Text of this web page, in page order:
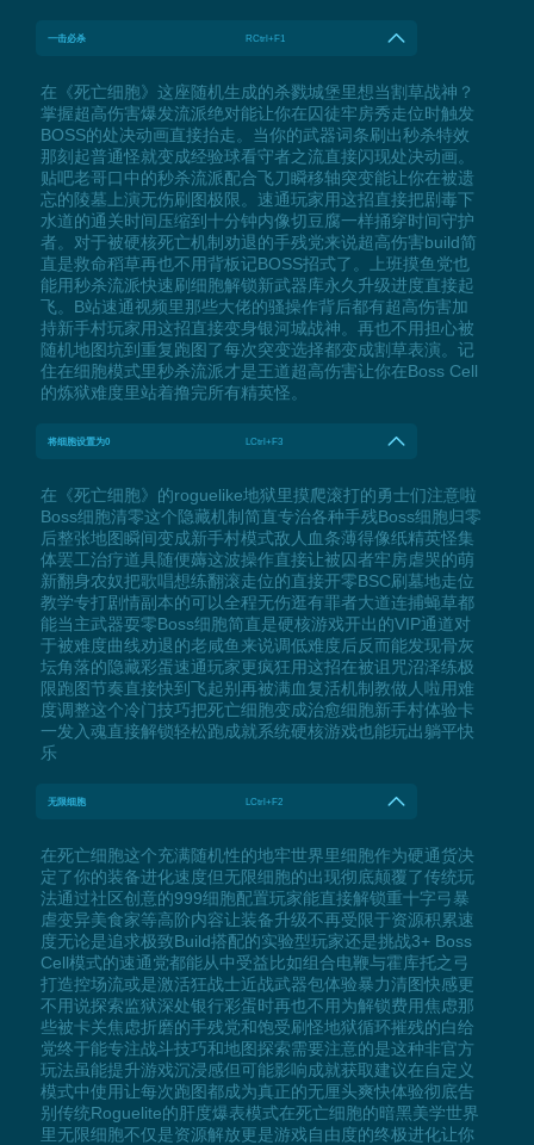
一击必杀 RCtrl+F1
在《死亡细胞》这座随机生成的杀戮城堡里想当割草战神？
掌握超高伤害爆发流派绝对能让你在囚徒牢房秀走位时触发
BOSS的处决动画直接抬走。当你的武器词条刷出秒杀特效
那刻起普通怪就变成经验球看守者之流直接闪现处决动画。
贴吧老哥口中的秒杀流派配合飞刀瞬移轴突变能让你在被遗
忘的陵墓上演无伤刷图极限。速通玩家用这招直接把剧毒下
水道的通关时间压缩到十分钟内像切豆腐一样捅穿时间守护
者。对于被硬核死亡机制劝退的手残党来说超高伤害build简
直是救命稻草再也不用背板记BOSS招式了。上班摸鱼党也
能用秒杀流派快速刷细胞解锁新武器库永久升级进度直接起
飞。B站速通视频里那些大佬的骚操作背后都有超高伤害加
持新手村玩家用这招直接变身银河城战神。再也不用担心被
随机地图坑到重复跑图了每次突变选择都变成割草表演。记
住在细胞模式里秒杀流派才是王道超高伤害让你在Boss Cell
的炼狱难度里站着撸完所有精英怪。
将细胞设置为0 LCtrl+F3
在《死亡细胞》的roguelike地狱里摸爬滚打的勇士们注意啦
Boss细胞清零这个隐藏机制简直专治各种手残Boss细胞归零
后整张地图瞬间变成新手村模式敌人血条薄得像纸精英怪集
体罢工治疗道具随便薅这波操作直接让被囚者牢房虐哭的萌
新翻身农奴把歌唱想练翻滚走位的直接开零BSC刷墓地走位
教学专打剧情副本的可以全程无伤逛有罪者大道连捕蝇草都
能当主武器耍零Boss细胞简直是硬核游戏开出的VIP通道对
于被难度曲线劝退的老咸鱼来说调低难度后反而能发现骨灰
坛角落的隐藏彩蛋速通玩家更疯狂用这招在被诅咒沼泽练极
限跑图节奏直接快到飞起别再被满血复活机制教做人啦用难
度调整这个冷门技巧把死亡细胞变成治愈细胞新手村体验卡
一发入魂直接解锁轻松跑成就系统硬核游戏也能玩出躺平快
乐
无限细胞 LCtrl+F2
在死亡细胞这个充满随机性的地牢世界里细胞作为硬通货决
定了你的装备进化速度但无限细胞的出现彻底颠覆了传统玩
法通过社区创意的999细胞配置玩家能直接解锁重十字弓暴
虐变异美食家等高阶内容让装备升级不再受限于资源积累速
度无论是追求极致Build搭配的实验型玩家还是挑战3+ Boss
Cell模式的速通党都能从中受益比如组合电鞭与霍库托之弓
打造控场流或是激活狂战士近战武器包体验暴力清图快感更
不用说探索监狱深处银行彩蛋时再也不用为解锁费用焦虑那
些被卡关焦虑折磨的手残党和饱受刷怪地狱循环摧残的白给
党终于能专注战斗技巧和地图探索需要注意的是这种非官方
玩法虽能提升游戏沉浸感但可能影响成就获取建议在自定义
模式中使用让每次跑图都成为真正的无厘头爽快体验彻底告
别传统Roguelite的肝度爆表模式在死亡细胞的暗黑美学世界
里无限细胞不仅是资源解放更是游戏自由度的终极进化让你